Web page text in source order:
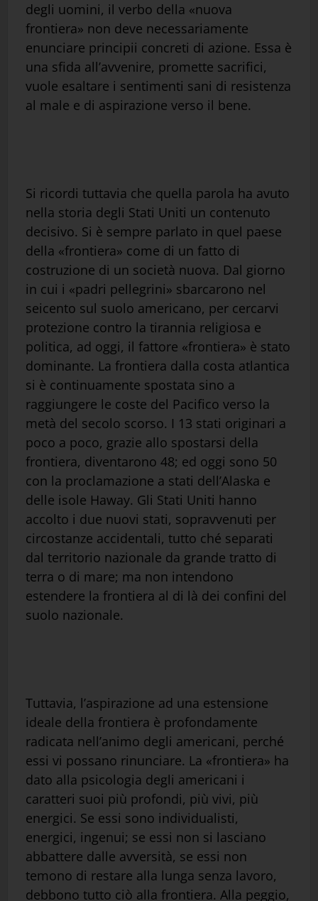
degli uomini, il verbo della «nuova
frontiera» non deve necessariamente
enunciare principii concreti di azione. Essa è
una sfida all’avvenire, promette sacrifici,
vuole esaltare i sentimenti sani di resistenza
al male e di aspirazione verso il bene.
Si ricordi tuttavia che quella parola ha avuto
nella storia degli Stati Uniti un contenuto
decisivo. Si è sempre parlato in quel paese
della «frontiera» come di un fatto di
costruzione di un società nuova. Dal giorno
in cui i «padri pellegrini» sbarcarono nel
seicento sul suolo americano, per cercarvi
protezione contro la tirannia religiosa e
politica, ad oggi, il fattore «frontiera» è stato
dominante. La frontiera dalla costa atlantica
si è continuamente spostata sino a
raggiungere le coste del Pacifico verso la
metà del secolo scorso. I 13 stati originari a
poco a poco, grazie allo spostarsi della
frontiera, diventarono 48; ed oggi sono 50
con la proclamazione a stati dell’Alaska e
delle isole Haway. Gli Stati Uniti hanno
accolto i due nuovi stati, sopravvenuti per
circostanze accidentali, tutto ché separati
dal territorio nazionale da grande tratto di
terra o di mare; ma non intendono
estendere la frontiera al di là dei confini del
suolo nazionale.
Tuttavia, l’aspirazione ad una estensione
ideale della frontiera è profondamente
radicata nell’animo degli americani, perché
essi vi possano rinunciare. La «frontiera» ha
dato alla psicologia degli americani i
caratteri suoi più profondi, più vivi, più
energici. Se essi sono individualisti,
energici, ingenui; se essi non si lasciano
abbattere dalle avversità, se essi non
temono di restare alla lunga senza lavoro,
debbono tutto ciò alla frontiera. Alla peggio,